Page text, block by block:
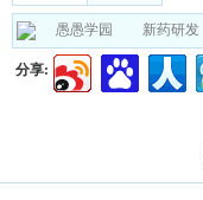
愚愚学园 新药研发
分享: